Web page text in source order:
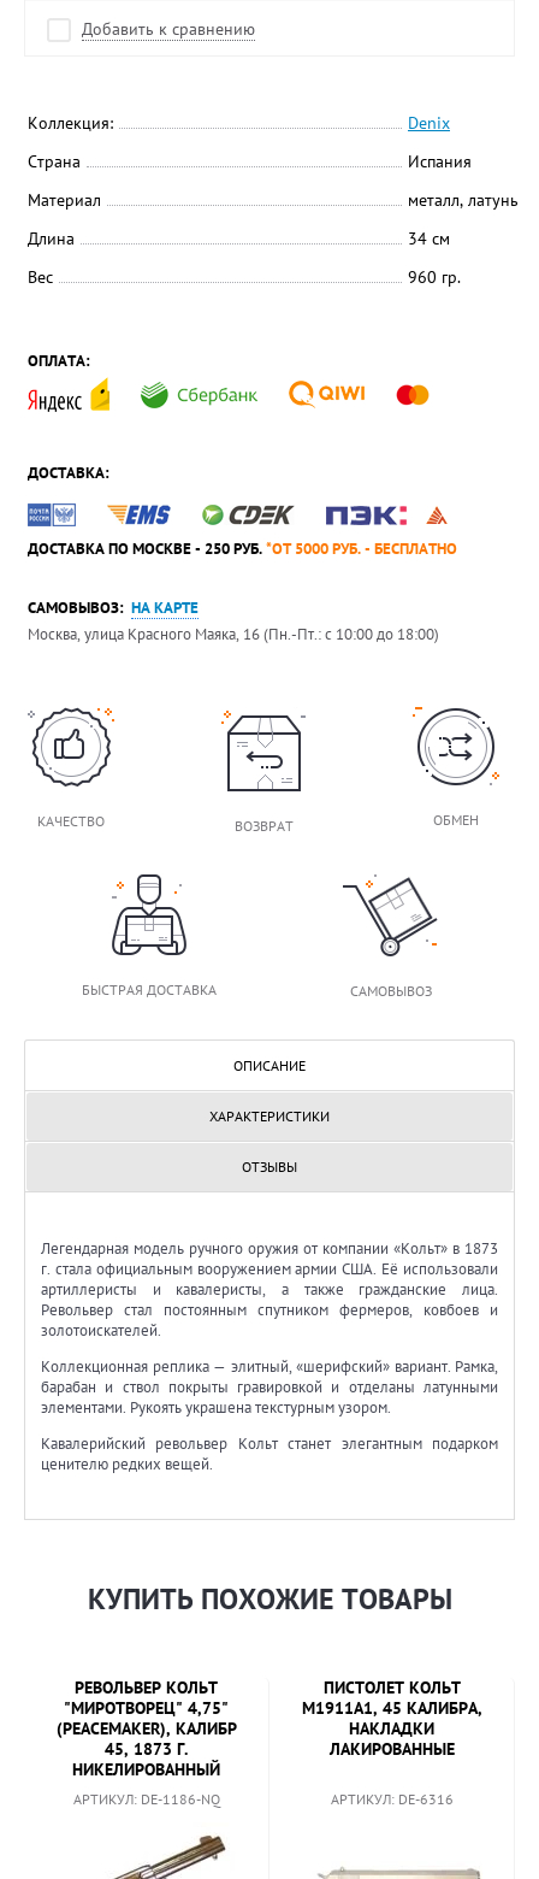
Коллекция:
Denix
Страна
Испания
Материал
металл, латунь
Длина
34 см
Вес
960 гр.
ОПЛАТА:
ДОСТАВКА:
ДОСТАВКА ПО МОСКВЕ - 250 РУБ.*ОТ 5000 РУБ. - БЕСПЛАТНО
САМОВЫВОЗ: НА КАРТЕ
Москва, улица Красного Маяка, 16 (Пн.-Пт.: с 10:00 до 18:00)
Добавить к сравнению
КАЧЕСТВО ВОЗВРАТ ОБМЕН
БЫСТРАЯ ДОСТАВКА САМОВЫВОЗ
ОПИСАНИЕ
ХАРАКТЕРИСТИКИ
ОТЗЫВЫ
Легендарная модель ручного оружия от компании «Кольт» в 1873
г. стала официальным вооружением армии США. Её использовали
артиллеристы и кавалеристы, а также гражданские лица.
Револьвер стал постоянным спутником фермеров, ковбоев и
золотоискателей.
Коллекционная реплика — элитный, «шерифский» вариант. Рамка,
барабан и ствол покрыты гравировкой и отделаны латунными
элементами. Рукоять украшена текстурным узором.
Кавалерийский револьвер Кольт станет элегантным подарком
ценителю редких вещей.
КУПИТЬ ПОХОЖИЕ ТОВАРЫ
РЕВОЛЬВЕР КОЛЬТ
"МИРОТВОРЕЦ" 4,75"
(PEACEMAKER), КАЛИБР
45, 1873 Г.
НИКЕЛИРОВАННЫЙ
АРТИКУЛ: DE-1186-NQ
ПИСТОЛЕТ КОЛЬТ
M1911A1, 45 КАЛИБРА,
НАКЛАДКИ
ЛАКИРОВАННЫЕ
АРТИКУЛ: DE-6316